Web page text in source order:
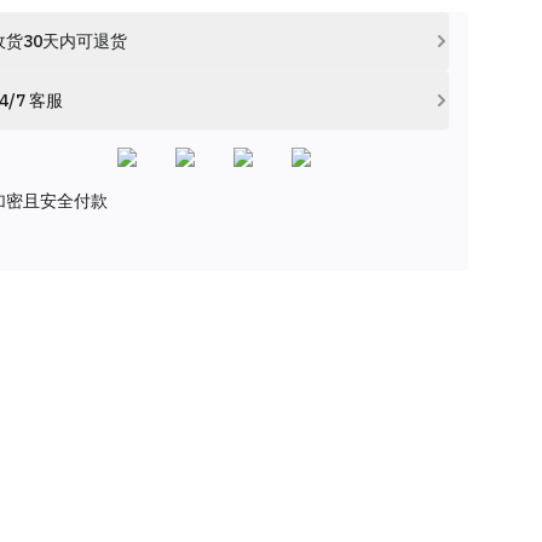
货30天内可退货
7 客服
密且安全付款